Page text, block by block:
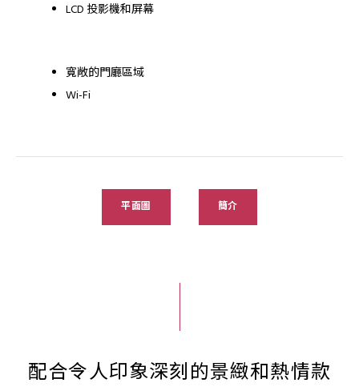
LCD 投影機和屏幕
寬敞的門廳區域
Wi-Fi
平面圖 簡介
配合令人印象深刻的景緻和熱情款